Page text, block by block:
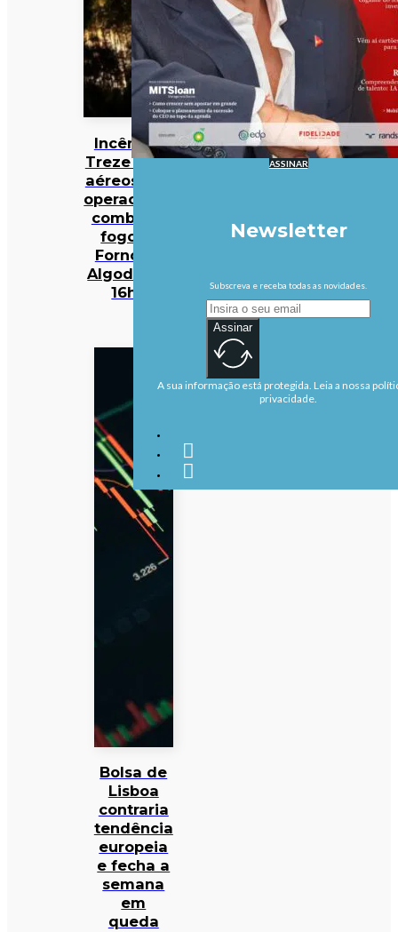
Incêndios:
Treze meios
aéreos e 301
operacionais
combatem
fogo em
Fornos de
Algodres às
16h50
Bolsa de
Lisboa
contraria
tendência
europeia
e fecha a
semana
em
queda
ASSINAR
Newsletter
Subscreva e receba todas as novidades.
Assinar
A sua informação está protegida. Leia a nossa
privacidade.